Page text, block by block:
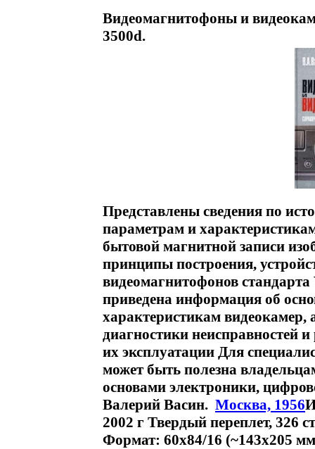
Видеомагнитофоны и
3500d.
Представлены сведения по
параметрам и
бытовой магнитной записи
принципы построения,
видеомагнитофонов
приведена информация об
характеристикам
диагностики неисправностей
их эксплуатации Для
может быть полезна
основами электроники,
Валерий Васин. Москва, 1956
2002 г Твердый переплет, 326
Формат: 60x84/16 (~143х205